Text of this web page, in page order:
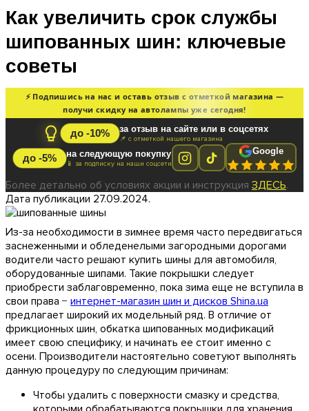
Как увеличить срок службы
шипованных шин: ключевые
советы
⚡ Подпишись на нас и оставь отзыв с отметкой магазина —
получи скидку на автолампы уже сегодня!
до -10% за отзыв на сайте или в соцсетях
📌 с отметкой нашего магазина
до -5% на следующую покупку
📱 за подписку на наши соцсети
Google
Более детально об условиях акции и инструкция ЗДЕСЬ.
Дата публикации 27.09.2024.
Из-за необходимости в зимнее время часто передвигаться
заснеженными и обледенелыми загородными дорогами
водители часто решают купить шины для автомобиля,
оборудованные шипами. Такие покрышки следует
приобрести заблаговременно, пока зима еще не вступила в
свои права − интернет-магазин шин и дисков Shina.ua
предлагает широкий их модельный ряд. В отличие от
фрикционных шин, обкатка шипованных модификаций
имеет свою специфику, и начинать ее стоит именно с
осени. Производители настоятельно советуют выполнять
данную процедуру по следующим причинам:
Чтобы удалить с поверхности смазку и средства,